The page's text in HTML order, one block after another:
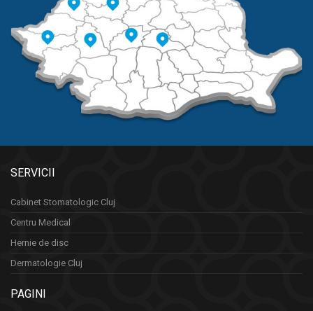
SERVICII
Cabinet Stomatologic Cluj
Centru Medical
Hernie de disc
Dermatologie Cluj
PAGINI